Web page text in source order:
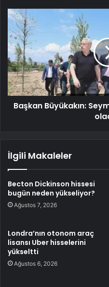
Başkan Büyükakın:
İlgili Makaleler
Becton Dickinson hissesi
bugün neden yükseliyor?
Ağustos 7, 2026
Londra’nın otonom araç
lisansı Uber hisselerini
yükseltti
Ağustos 6, 2026